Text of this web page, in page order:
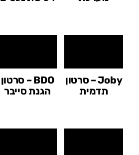
Joby – סרטון
תדמית
BDO – סרטון
הגנת סייבר